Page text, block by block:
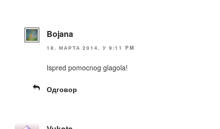
Bojana
18. МАРТА 2014. У 9:11 PM
Ispred pomocnog glagola!
Одговор